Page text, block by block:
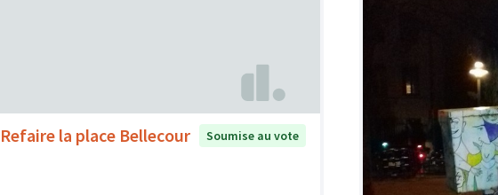
Refaire la place Bellecour Soumise au vote